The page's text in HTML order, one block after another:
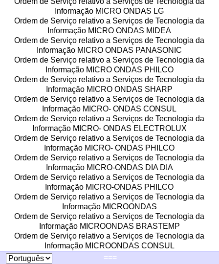
Informação MICRO ONDAS LG
Ordem de Serviço relativo a Serviços de Tecnologia da
Informação MICRO ONDAS MIDEA
Ordem de Serviço relativo a Serviços de Tecnologia da
Informação MICRO ONDAS PANASONIC
Ordem de Serviço relativo a Serviços de Tecnologia da
Informação MICRO ONDAS PHILCO
Ordem de Serviço relativo a Serviços de Tecnologia da
Informação MICRO ONDAS SHARP
Ordem de Serviço relativo a Serviços de Tecnologia da
Informação MICRO- ONDAS CONSUL
Ordem de Serviço relativo a Serviços de Tecnologia da
Informação MICRO- ONDAS ELECTROLUX
Ordem de Serviço relativo a Serviços de Tecnologia da
Informação MICRO- ONDAS PHILCO
Ordem de Serviço relativo a Serviços de Tecnologia da
Informação MICRO-ONDAS DIA DIA
Ordem de Serviço relativo a Serviços de Tecnologia da
Informação MICRO-ONDAS PHILCO
Ordem de Serviço relativo a Serviços de Tecnologia da
Informação MICROONDAS
Ordem de Serviço relativo a Serviços de Tecnologia da
Informação MICROONDAS BRASTEMP
Ordem de Serviço relativo a Serviços de Tecnologia da
Informação MICROONDAS CONSUL
Ordem de Serviço relativo a Serviços de Tecnologia da
===